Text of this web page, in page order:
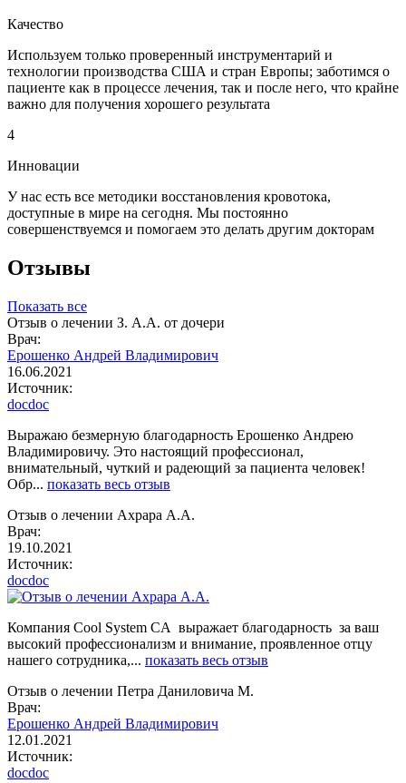
Качество
Используем только проверенный инструментарий и
технологии производства США и стран Европы; заботимся о
пациенте как в процессе лечения, так и после него, что крайне
важно для получения хорошего результата
4
Инновации
У нас есть все методики восстановления кровотока,
доступные в мире на сегодня. Мы постоянно
совершенствуемся и помогаем это делать другим докторам
Отзывы
Показать все
Отзыв о лечении З. А.А. от дочери
Врач:
Ерошенко Андрей Владимирович
16.06.2021
Источник:
docdoc
Выражаю безмерную благодарность Ерошенко Андрею
Владимировичу. Это настоящий профессионал,
внимательный, чуткий и радеющий за пациента человек!
Обр... показать весь отзыв
Отзыв о лечении Ахрара А.А.
Врач:
19.10.2021
Источник:
docdoc
Компания Cool System CA выражает благодарность за ваш
высокий профессионализм и внимание, проявленное отцу
нашего сотрудника,... показать весь отзыв
Отзыв о лечении Петра Даниловича М.
Врач:
Ерошенко Андрей Владимирович
12.01.2021
Источник:
docdoc